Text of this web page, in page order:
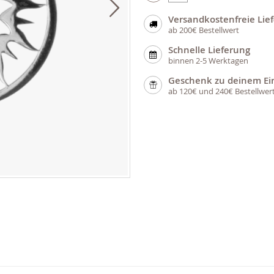
Versandkostenfreie
ab 200€ Bestellwert
Schnelle Lieferung
binnen 2-5 Werktagen
Geschenk zu deinem
ab 120€ und 240€